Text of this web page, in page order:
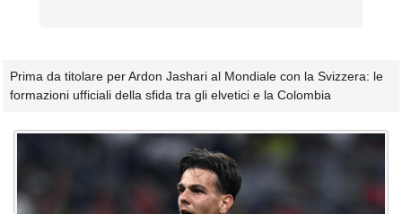
Prima da titolare per Ardon Jashari al Mondiale con la Svizzera: le
formazioni ufficiali della sfida tra gli elvetici e la Colombia